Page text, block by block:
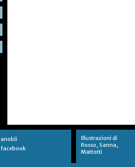
anobii
facebook
Illustrazioni di
Rosso, Sanna,
Mattotti